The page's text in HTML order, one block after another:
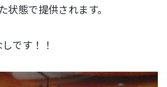
状態で提供されます。
です！！